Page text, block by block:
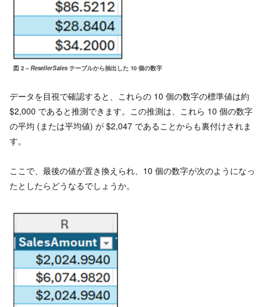
図 2 –ResellerSalesテーブルから抽出した 10 個の数字
データを目視で確認すると、これらの 10 個の数字の標準値は約
$2,000 であると推測できます。この推測は、これら 10 個の数字
の平均 (または平均値) が $2,047 であることからも裏付けされま
す。
ここで、最後の値が置き換えられ、10 個の数字が次のようになっ
たとしたらどうなるでしょうか。